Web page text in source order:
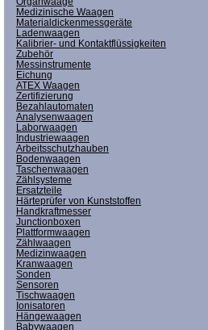
Medizinische Waagen
Materialdickenmessgeräte
Ladenwaagen
Kalibrier- und Kontaktflüssigkeiten
Zubehör
Messinstrumente
Eichung
ATEX Waagen
Zertifizierung
Bezahlautomaten
Analysenwaagen
Laborwaagen
Industriewaagen
Arbeitsschutzhauben
Bodenwaagen
Taschenwaagen
Zählsysteme
Ersatzteile
Härteprüfer von Kunststoffen
Handkraftmesser
Junctionboxen
Plattformwaagen
Zählwaagen
Medizinwaagen
Kranwaagen
Sonden
Sensoren
Tischwaagen
Ionisatoren
Hängewaagen
Babywaagen